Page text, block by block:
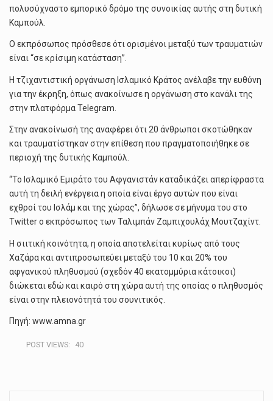
πολυσύχναστο εμπορικό δρόμο της συνοικίας αυτής στη δυτική
Καμπούλ.
Ο εκπρόσωπος πρόσθεσε ότι ορισμένοι μεταξύ των τραυματιών
είναι “σε κρίσιμη κατάσταση”.
Η τζιχαντιστική οργάνωση Ισλαμικό Κράτος ανέλαβε την ευθύνη
για την έκρηξη, όπως ανακοίνωσε η οργάνωση στο κανάλι της
στην πλατφόρμα Telegram.
Στην ανακοίνωσή της αναφέρει ότι 20 άνθρωποι σκοτώθηκαν
και τραυματίστηκαν στην επίθεση που πραγματοποιήθηκε σε
περιοχή της δυτικής Καμπούλ.
“Το Ισλαμικό Εμιράτο του Αφγανιστάν καταδικάζει απερίφραστα
αυτή τη δειλή ενέργεια η οποία είναι έργο αυτών που είναι
εχθροί του Ισλάμ και της χώρας”, δήλωσε σε μήνυμα του στο
Twitter o εκπρόσωπος των Ταλιμπάν Ζαμπιχουλάχ Μουτζαχίντ.
Η σιιτική κοινότητα, η οποία αποτελείται κυρίως από τους
Χαζάρα και αντιπροσωπεύει μεταξύ του 10 και 20% του
αφγανικού πληθυσμού (σχεδόν 40 εκατομμύρια κάτοικοι)
διώκεται εδώ και καιρό στη χώρα αυτή της οποίας ο πληθυσμός
είναι στην πλειονότητά του σουνιτικός.
Πηγή: www.amna.gr
POST VIEWS: 40